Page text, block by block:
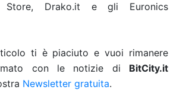
Store, Drako.it e gli Euronics
ti è piaciuto e vuoi rimanere
con le notizie di BitCity.it
Newsletter gratuita.